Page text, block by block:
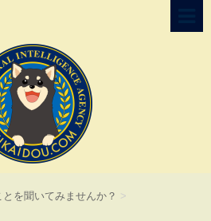
を聞いてみませんか？ >